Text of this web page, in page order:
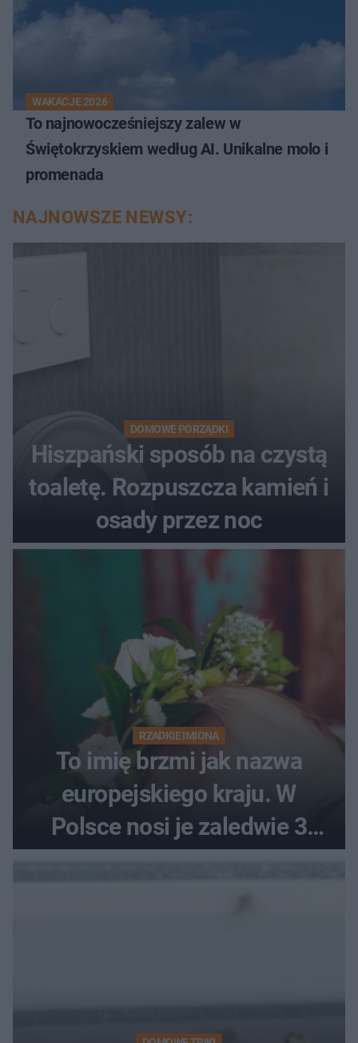
WAKACJE 2026
To najnowocześniejszy zalew w
Świętokrzyskiem według AI. Unikalne molo i
promenada
NAJNOWSZE NEWSY:
DOMOWE PORZĄDKI
Hiszpański sposób na czystą
toaletę. Rozpuszcza kamień i
osady przez noc
RZADKIE IMIONA
To imię brzmi jak nazwa
europejskiego kraju. W
Polsce nosi je zaledwie 3